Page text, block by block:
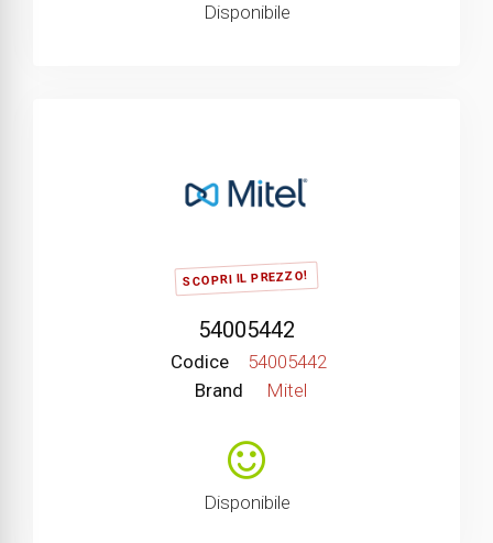
Disponibile
SCOPRI IL PREZZO!
54005442
Codice
54005442
Brand
Mitel
Disponibile